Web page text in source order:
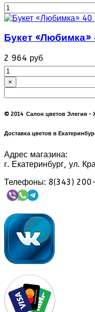
Букет «Любимка»
2 964 руб
×
© 2014 Салон цветов Элегия -
Доставка цветов в
Адрес магазина:
г. Екатеринбург, ул.
Телефоны: 8(343)